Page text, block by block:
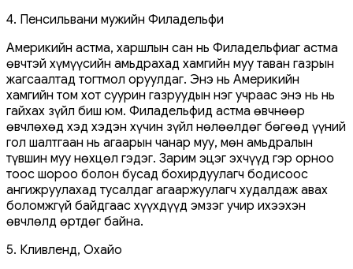
4. Пенсильвани мужийн Филадельфи
Америкийн астма, харшлын сан нь Филадельфиаг астма
өвчтэй хүмүүсийн амьдрахад хамгийн муу таван газрын
жагсаалтад тогтмол оруулдаг. Энэ нь Америкийн
хамгийн том хот суурин газруудын нэг учраас энэ нь нь
гайхах зүйл биш юм. Филадельфид астма өвчнөөр
өвчлөхөд хэд хэдэн хүчин зүйл нөлөөлдөг бөгөөд үүний
гол шалтгаан нь агаарын чанар муу, мөн амьдралын
түвшин муу нөхцөл гэдэг. Зарим эцэг эхчүүд гэр орноо
тоос шороо болон бусад бохирдуулагч бодисоос
ангижруулахад тусалдаг агааржуулагч худалдаж авах
боломжгүй байдгаас хүүхдүүд эмзэг учир ихээхэн
өвчлөлд өртдөг байна.
5. Кливленд, Охайо